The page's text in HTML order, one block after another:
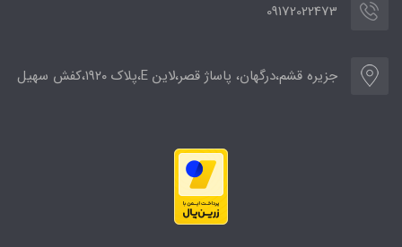
09172022473
جزیره قشم،درگهان، پاساژ قصر،لاین E،پلاک ۱۹۲۰،کفش سهیل